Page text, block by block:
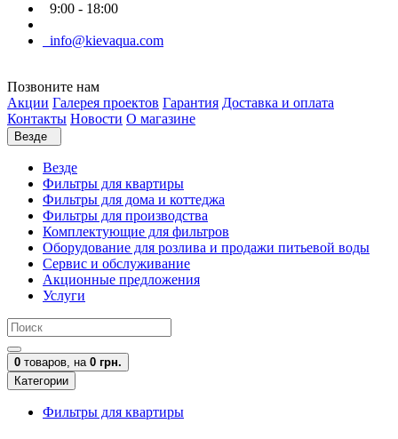
9:00 - 18:00
info@kievaqua.com
Позвоните нам
Акции Галерея проектов Гарантия Доставка и оплата
Контакты Новости О магазине
Везде
Везде
Фильтры для квартиры
Фильтры для дома и коттеджа
Фильтры для производства
Комплектующие для фильтров
Оборудование для розлива и продажи питьевой воды
Сервис и обслуживание
Акционные предложения
Услуги
0 товаров, на 0 грн.
Категории
Фильтры для квартиры